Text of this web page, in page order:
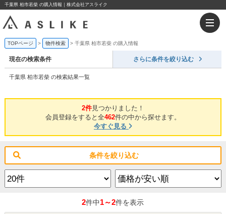
千葉県 柏市若柴 の購入情報｜株式会社アスライク
TOPページ 物件検索 千葉県 柏市若柴 の購入情報
現在の検索条件 さらに条件を絞り込む
千葉県 柏市若柴 の検索結果一覧
2件見つかりました！
会員登録をすると全462件の中から探せます。
今すぐ見る
条件を絞り込む
2件中1～2件を表示